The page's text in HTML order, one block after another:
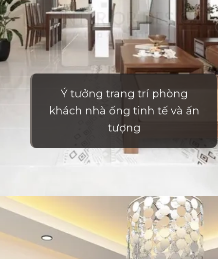
Ý tưởng trang trí phòng
khách nhà ống tinh tế và ấn
tượng
Đang mở https://vietnamxua.edu.vn/phong-khach-nha-ong